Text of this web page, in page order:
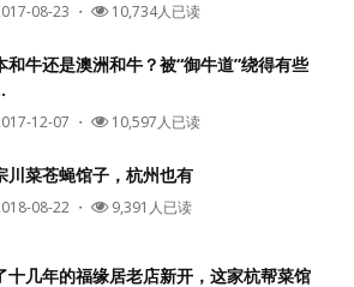
08-23 ・ 10,734人已读
和牛还是澳洲和牛？被“御牛道”绕得有些
12-07 ・ 10,597人已读
川菜苍蝇馆子，杭州也有
08-22 ・ 9,391人已读
十几年的福缘居老店新开，这家杭帮菜馆